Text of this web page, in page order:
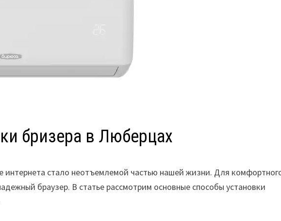
бризера в Люберцах
интернета стало неотъемлемой частью нашей жизни. Для
браузер. В статье рассмотрим основные способы установки